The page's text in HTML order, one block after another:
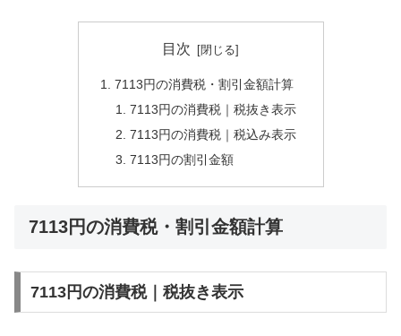
目次
7113円の消費税・割引金額計算
7113円の消費税｜税抜き表示
7113円の消費税｜税込み表示
7113円の割引金額
7113円の消費税・割引金額計算
7113円の消費税｜税抜き表示